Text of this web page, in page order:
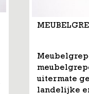
uitermate
landelijke